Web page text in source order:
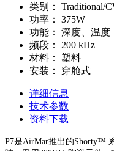
类别：
Traditional/
功率：
375W
功能：
深度、温度
频段：
200 kHz
材料：
塑料
安装：
穿舱式
详细信息
技术参数
资料下载
P7是AirMar推出的Shorty™